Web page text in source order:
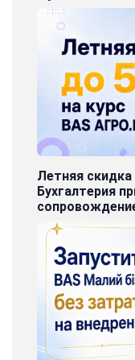
Летняя скидка
Бухгалтерия